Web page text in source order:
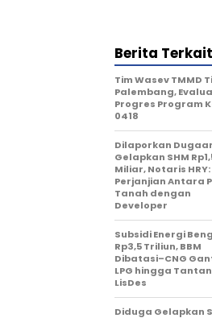
Berita Terkait
Tim Wasev TMMD
Palembang,
Progres Program
0418
Dilaporkan
Gelapkan SHM
Miliar, Notaris
Perjanjian Antara
Tanah dengan
Developer
Subsidi Energi
Rp3,5 Triliun, BBM
Dibatasi–CNG
LPG hingga
LisDes
Diduga Gelapkan